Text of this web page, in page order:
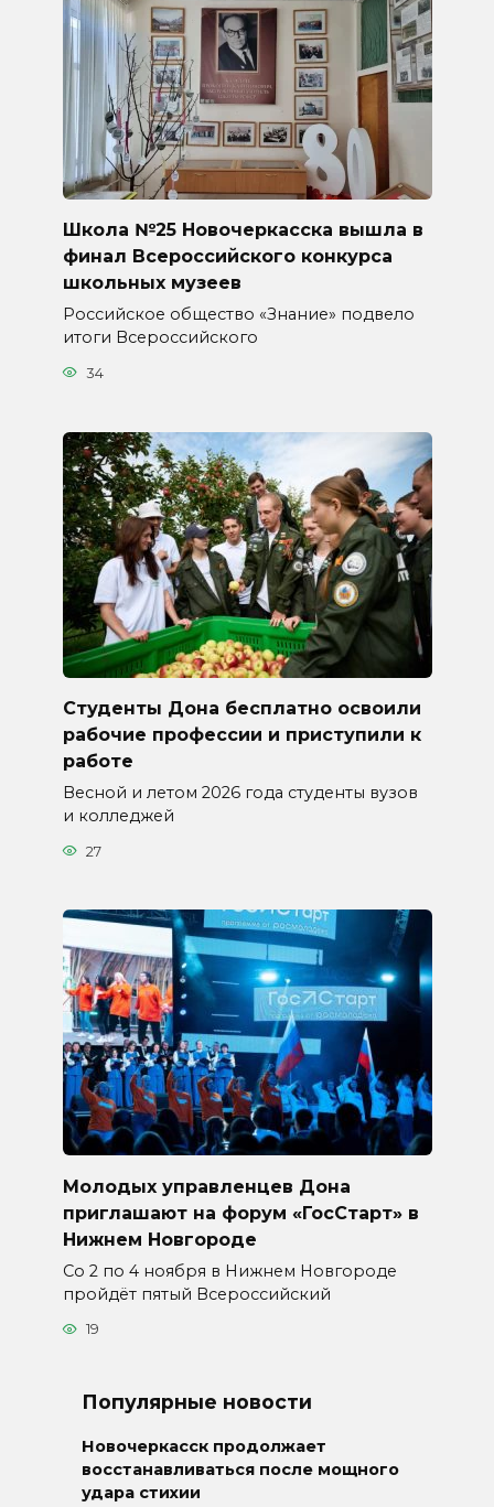
Школа №25 Новочеркасска вышла в
финал Всероссийского конкурса
школьных музеев
Российское общество «Знание» подвело
итоги Всероссийского
34
Студенты Дона бесплатно освоили
рабочие профессии и приступили к
работе
Весной и летом 2026 года студенты вузов
и колледжей
27
Молодых управленцев Дона
приглашают на форум «ГосСтарт» в
Нижнем Новгороде
Со 2 по 4 ноября в Нижнем Новгороде
пройдёт пятый Всероссийский
19
Популярные новости
Новочеркасск продолжает
восстанавливаться после мощного
удара стихии